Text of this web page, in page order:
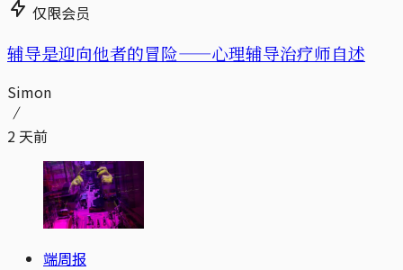
仅限会员
辅导是迎向他者的冒险——心理辅导治疗师自述
Simon
2 天前
端周报